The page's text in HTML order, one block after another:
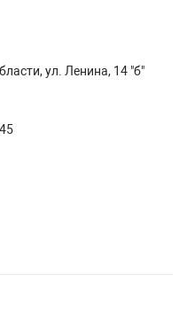
ул. Ленина, 14 "б"